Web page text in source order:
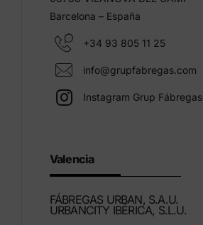
Barcelona – España
+34 93 805 11 25
info@grupfabregas.com
Instagram Grup Fábregas
Valencia
FÁBREGAS URBAN, S.A.U.
URBANCITY IBÉRICA, S.L.U.